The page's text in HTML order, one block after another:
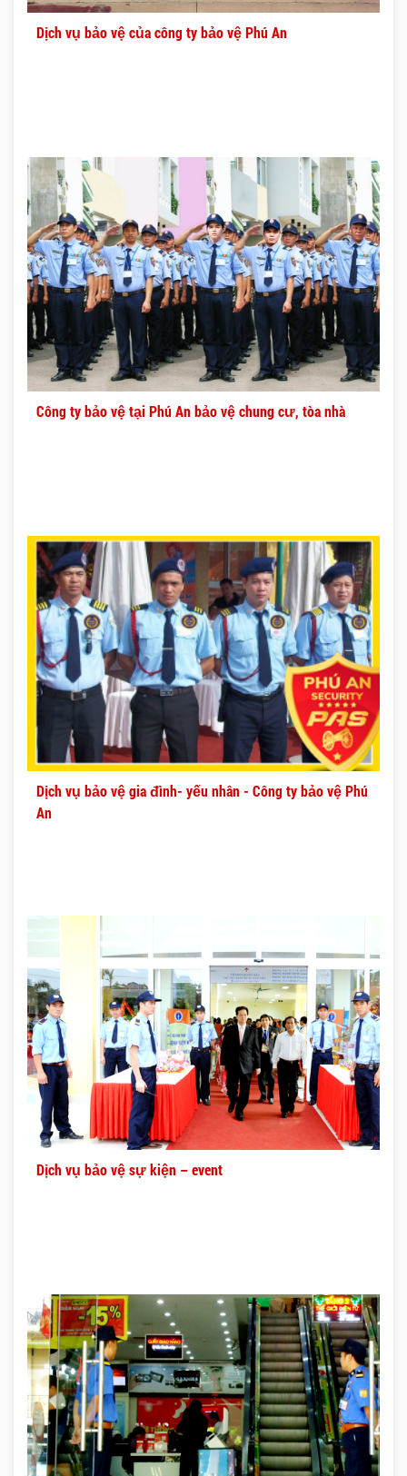
Dịch vụ bảo vệ của công ty bảo vệ Phú An
Công ty bảo vệ tại Phú An bảo vệ chung cư, tòa nhà
Dịch vụ bảo vệ gia đình- yếu nhân - Công ty bảo vệ Phú
An
Dịch vụ bảo vệ sự kiện – event